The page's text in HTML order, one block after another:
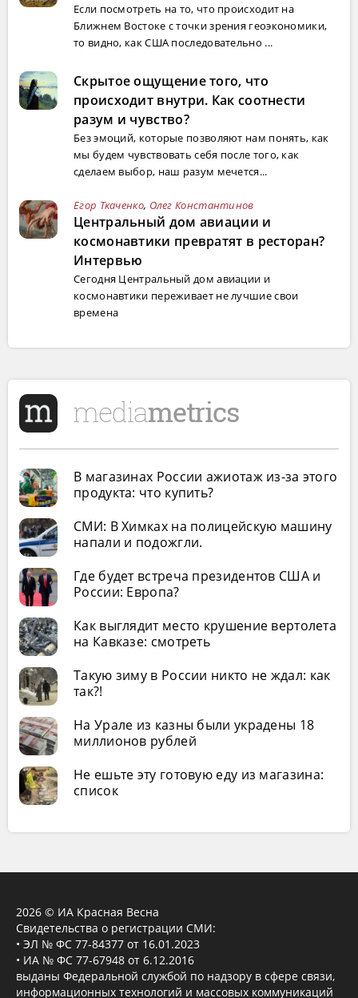
Если посмотреть на то, что происходит на
Ближнем Востоке с точки зрения геоэкономики,
то видно, как США последовательно ...
Скрытое ощущение того, что
происходит внутри. Как соотнести
разум и чувство?
Без эмоций, которые позволяют нам понять, как
мы будем чувствовать себя после того, как
сделаем выбор, наш разум мечется...
Егор Ткаченко, Олег Константинов
Центральный дом авиации и
космонавтики превратят в ресторан?
Интервью
Сегодня Центральный дом авиации и
космонавтики переживает не лучшие свои
времена
В магазинах России ажиотаж из-за этого
продукта: что купить?
СМИ: В Химках на полицейскую машину
напали и подожгли.
Где будет встреча президентов США и
России: Европа?
Как выглядит место крушение вертолета
на Кавказе: смотреть
Такую зиму в России никто не ждал: как
так?!
На Урале из казны были украдены 18
миллионов рублей
Не ешьте эту готовую еду из магазина:
список
2026 © ИА Красная Весна
Свидетельства о регистрации СМИ:
• ЭЛ № ФС 77-84377 от 16.01.2023
• ИА № ФС 77-67948 от 6.12.2016
выданы Федеральной службой по надзору в сфере связи,
информационных технологий и массовых коммуникаций